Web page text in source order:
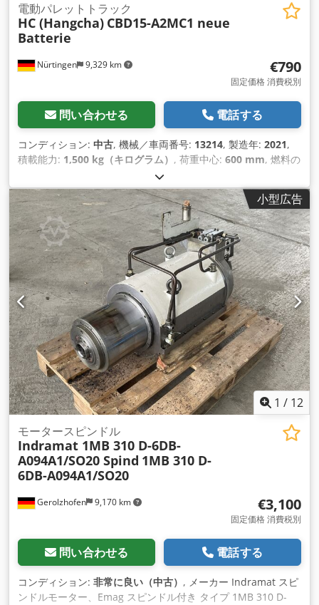
Nürtingen 9,329 km
電動パレットトラック
HC (Hangcha) CBD15-A2MC1 neue
Batterie
€790
固定価格 消費税別
問い合わせる 電話する
コンディション: 中古, 機械／車両番号: 13214, 製造年: 2021,
積載能力: 1,500 kg（キログラム） , 荷重中心: 600 mm, 燃料の
, 建設高:
電圧:24 V, フォーク長:1,150 mm, 総重量:225 kg（キログラ
ム）, 小型広告
1 / 12
Gerolzhofen 9,170 km
モータースピンドル
Indramat 1MB 310 D-6DB-
A094A1/SO20 Spind 1MB 310 D-
6DB-A094A1/SO20
€3,100
固定価格 消費税別
問い合わせる 電話する
コンディション: 非常に良い（中古） , メーカー Indramat スピ
ンドルモーター、Emag スピンドル付き タイプ 1MB 310 D-